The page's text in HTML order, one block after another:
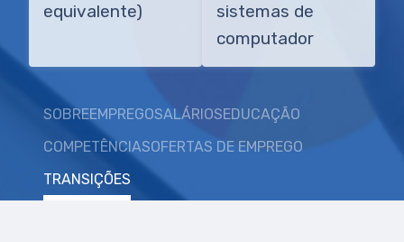
equivalente)
sistemas de
computador
SOBREEMPREGOSALÁRIOSEDUCAÇÃO
COMPETÊNCIASOFERTAS DE EMPREGO
TRANSIÇÕES